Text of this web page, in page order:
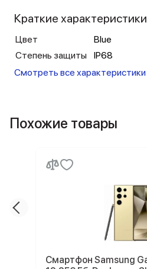
Краткие характеристики
Цвет
Blue
Степень защиты
IP68
Смотреть все характеристики
Похожие товары
Смартфон Samsung